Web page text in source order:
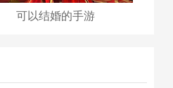
可以结婚的手游